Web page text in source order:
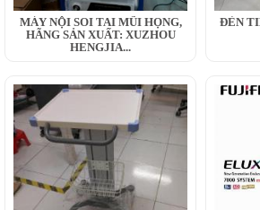
MÁY NỘI SOI TAI MŨI HỌNG,
HÃNG SẢN XUẤT: XUZHOU
HENGJIA...
ĐÈN